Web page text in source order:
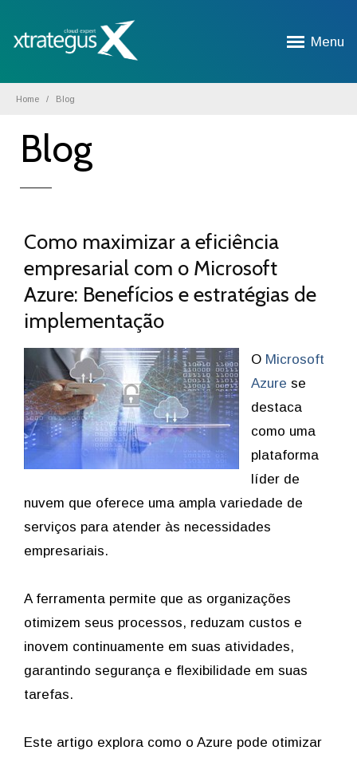
Menu
Home Blog
Blog
Como maximizar a eficiência
empresarial com o Microsoft
Azure: Benefícios e estratégias de
implementação
O Microsoft
Azure se
destaca
como uma
plataforma
líder de
nuvem que oferece uma ampla variedade de
serviços para atender às necessidades
empresariais.
A ferramenta permite que as organizações
otimizem seus processos, reduzam custos e
inovem continuamente em suas atividades,
garantindo segurança e flexibilidade em suas
tarefas.
Este artigo explora como o Azure pode otimizar